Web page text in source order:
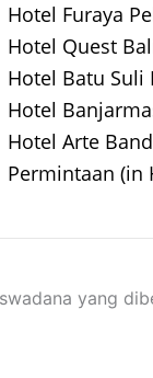
Hotel Furaya
Hotel Quest
Hotel Batu Suli
Hotel
Hotel Arte
Permintaan (in
yang